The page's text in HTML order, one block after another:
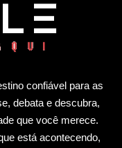
confiável para as
debata e descubra,
que você merece.
está acontecendo,